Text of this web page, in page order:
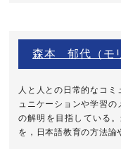
森本 郁代（モ
人と人との日常的なコミ
ュニケーションや学習の
の解明を目指している
を，日本語教育の方法論